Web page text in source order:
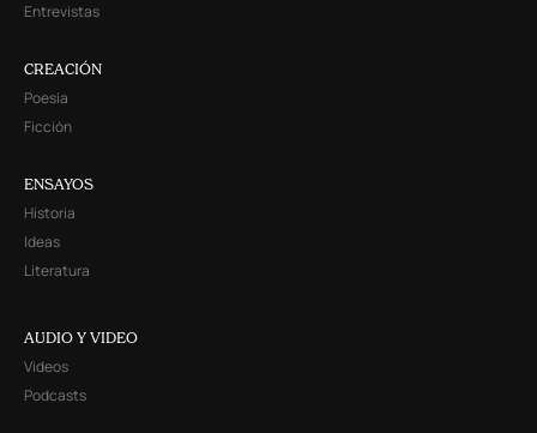
Entrevistas
CREACIÓN
Poesía
Ficción
ENSAYOS
Historia
Ideas
Literatura
AUDIO Y VIDEO
Videos
Podcasts